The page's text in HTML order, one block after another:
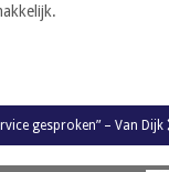
gesproken” – Van Dijk